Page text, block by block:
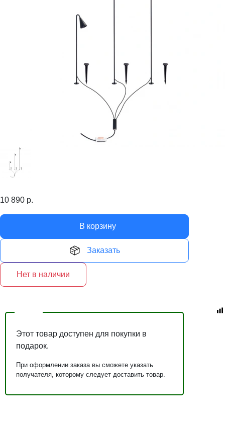
10 890 р.
В корзину
Заказать
Нет в наличии
Этот товар доступен для покупки в
подарок.
При оформлении заказа вы сможете указать
получателя, которому следует доставить товар.